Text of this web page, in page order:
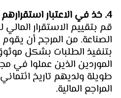
4. خذ في الاعتبار استقرارهم المالي:
قم بتقييم الاستقرار
الصناعة. من المرجح أن يقوم
بتنفيذ الطلبات بشكل
الموردين الذين عملوا في
طويلة ولديهم تاريخ
المراجع المالية.